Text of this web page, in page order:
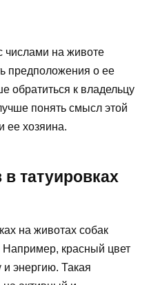
числами на животе
предположения о ее
обратиться к владельцу
понять смысл этой
ее хозяина.
татуировках
на животах собак
красный цвет
и энергию. Такая